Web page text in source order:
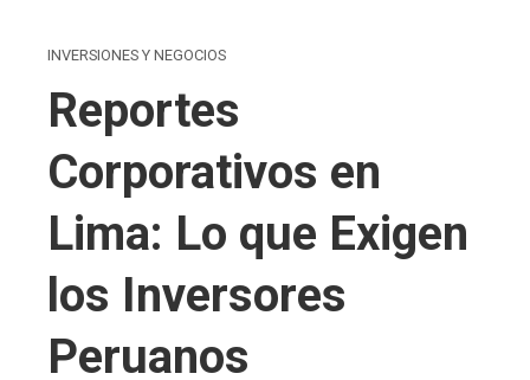
INVERSIONES Y NEGOCIOS
Reportes
Corporativos en
Lima: Lo que Exigen
los Inversores
Peruanos